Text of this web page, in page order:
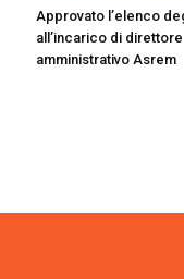
Approvato l’elenco
all’incarico di direttore
amministrativo Asrem